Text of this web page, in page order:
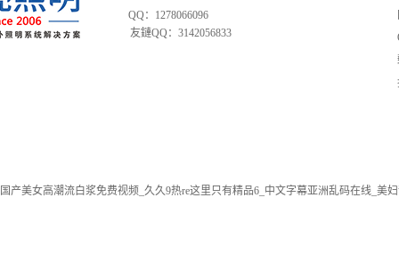
QQ：1278066096
友鏈QQ：3142056833
国产美女高潮流白浆免费视频_久久9热re这里只有精品6_中文字幕亚洲乱码在线_美